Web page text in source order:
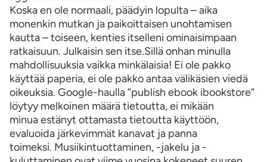
Koska en ole normaali, päädyin lopulta – aika
monenkin mutkan ja paikoittaisen unohtamisen
kautta – toiseen, kenties itselleni ominaisimpaan
ratkaisuun. Julkaisin sen itse.Sillä onhan minulla
mahdollisuuksia vaikka minkälaisia! Ei ole pakko
käyttää paperia, ei ole pakko antaa välikäsien viedä
oikeuksia. Google-haulla ”publish ebook ibookstore”
löytyy melkoinen määrä tietoutta, ei mikään
minua estänyt ottamasta tietoutta käyttöön,
evaluoida järkevimmät kanavat ja panna
toimeksi. Musiikintuottaminen, -jakelu ja -